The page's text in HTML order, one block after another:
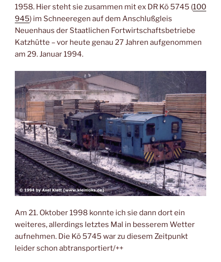
1958. Hier steht sie zusammen mit ex DR Kö 5745 (100
945) im Schneeregen auf dem Anschlußgleis
Neuenhaus der Staatlichen Fortwirtschaftsbetriebe
Katzhütte – vor heute genau 27 Jahren aufgenommen
am 29. Januar 1994.
Am 21. Oktober 1998 konnte ich sie dann dort ein
weiteres, allerdings letztes Mal in besserem Wetter
aufnehmen. Die Kö 5745 war zu diesem Zeitpunkt
leider schon abtransportiert/++